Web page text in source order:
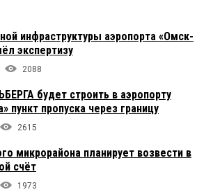
инфраструктуры аэропорта «Омск-
экспертизу
2088
будет строить в аэропорту
пункт пропуска через границу
2615
микрорайона планирует возвести в
счёт
1973